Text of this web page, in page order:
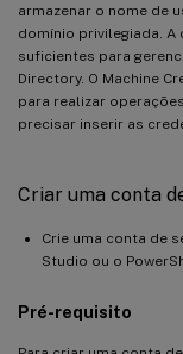
armazenar o nome de
domínio privilegiada.
suficientes para
Directory. O Machine
para realizar
precisar inserir as
Criar uma conta
Crie uma conta de
Studio ou o
Pré-requisito